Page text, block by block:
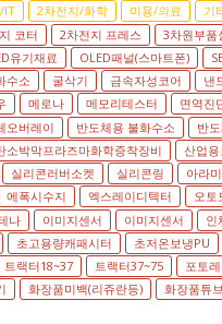
IT 2차전지/화학 미용/의료
기
코터 2차전지 프레스 3차원부품
유기재료 OLED패널(스마트폰)
수소 굴삭기 금속자성코어 낸
메로나 메모리테스터 면역진
오버레이 반도체용 불화수소 반
소박막프라즈마화학증착장비 산업
실리콘러버소켓 실리콘링 아라
에폭시수지 엑스레이디텍터 오토
나
이미지센서 이미지센서 인
초고용량캐패시터 초저온보냉PU
트랙터18~37 트랙터37~75 포토
화장품미백(리쥬란등) 화장품튜브